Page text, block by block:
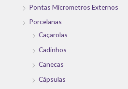
Pontas Micrometros Externos
Porcelanas
Caçarolas
Cadinhos
Canecas
Cápsulas